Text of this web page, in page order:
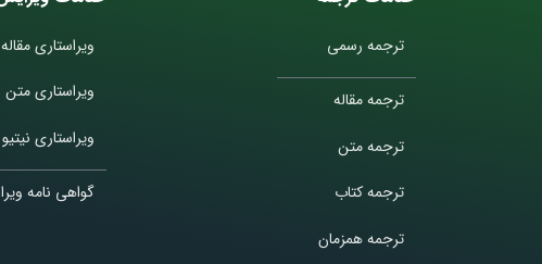
ترجمه رسمی
ترجمه مقاله
ترجمه متن
ترجمه کتاب
ترجمه همزمان
ویراستاری مقاله
ویراستاری متن
ویراستاری نیتیو
گواهی نامه